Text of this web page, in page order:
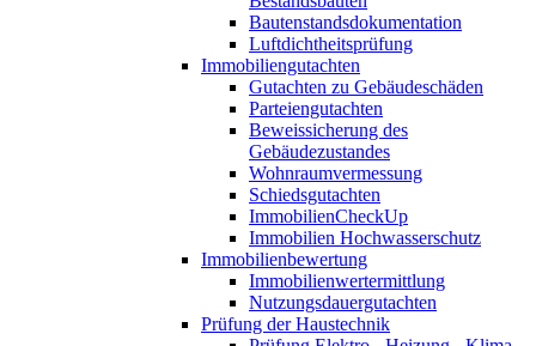
Bautenstandsdokumentation
Luftdichtheitsprüfung
Immobiliengutachten
Gutachten zu Gebäudeschäden
Parteiengutachten
Beweissicherung des
Gebäudezustandes
Wohnraumvermessung
Schiedsgutachten
ImmobilienCheckUp
Immobilien Hochwasserschutz
Immobilienbewertung
Immobilienwertermittlung
Nutzungsdauergutachten
Prüfung der Haustechnik